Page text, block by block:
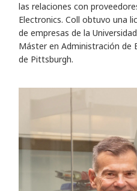
las relaciones con
Electronics. Coll obtuvo una
de empresas de la
Máster en Administración de
de Pittsburgh.